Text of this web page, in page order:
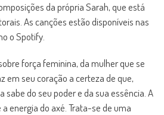
da própria Sarah, que está
As canções estão disponíveis nas
o Spotify.
força feminina, da mulher que se
em seu coração a certeza de que,
sabe do seu poder e da sua essência. A
energia do axé. Trata-se de uma